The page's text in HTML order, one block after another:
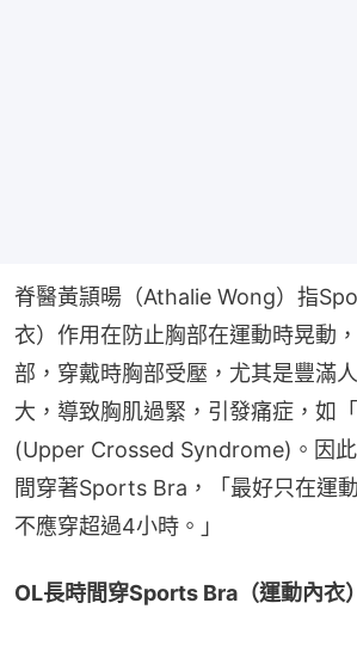
脊醫黃頴暘（Athalie Wong）指
衣）作用在防止胸部在運動時晃動
部，穿戴時胸部受壓，尤其是豐滿
大，導致胸肌過緊，引發痛症，如
(Upper Crossed Syndrome)。因
間穿著Sports Bra，「最好只在運
不應穿超過4小時。」
OL長時間穿Sports Bra（運動內衣